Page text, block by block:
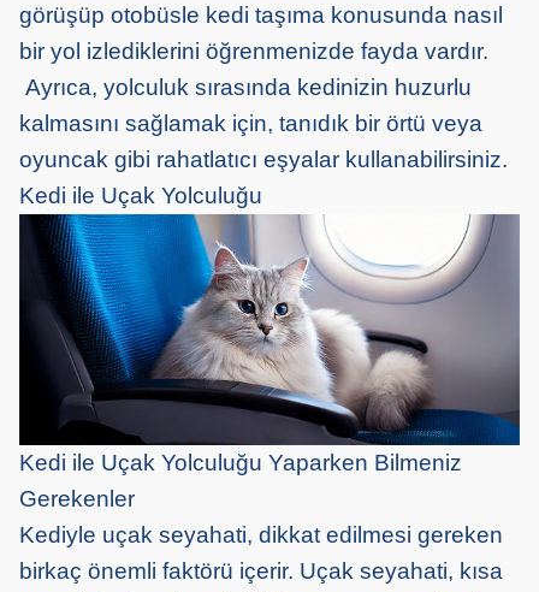
görüşüp otobüsle kedi taşıma konusunda nasıl
bir yol izlediklerini öğrenmenizde fayda vardır.
Ayrıca, yolculuk sırasında kedinizin huzurlu
kalmasını sağlamak için, tanıdık bir örtü veya
oyuncak gibi rahatlatıcı eşyalar kullanabilirsiniz.
Kedi ile Uçak Yolculuğu
Kedi ile Uçak Yolculuğu Yaparken Bilmeniz
Gerekenler
Kediyle uçak seyahati, dikkat edilmesi gereken
birkaç önemli faktörü içerir. Uçak seyahati, kısa